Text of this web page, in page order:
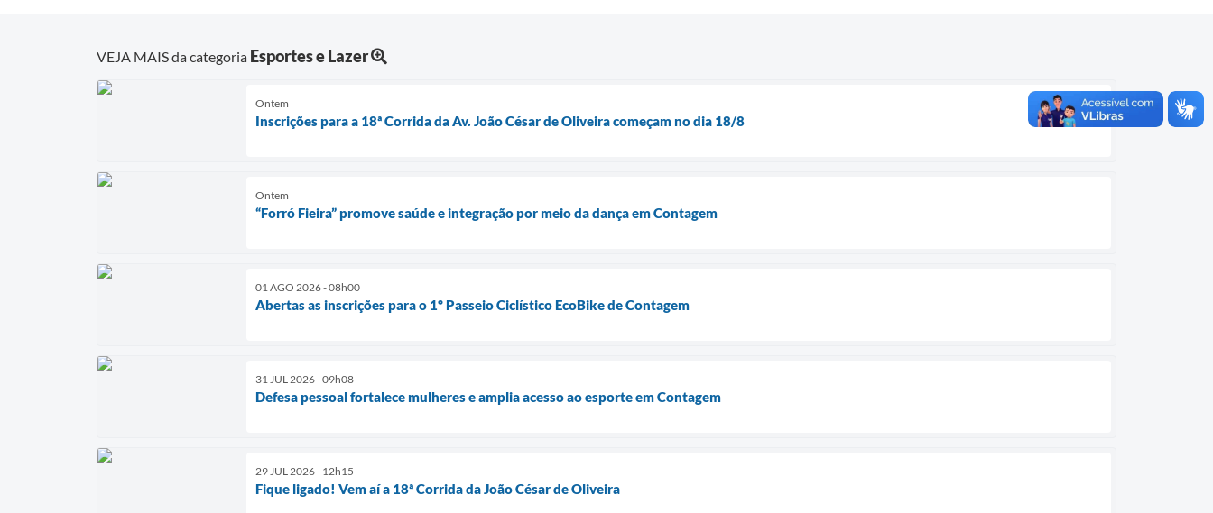
VEJA MAIS da categoria Esportes e Lazer
Ontem
Inscrições para a 18ª Corrida da Av. João César de Oliveira começam no dia 18/8
Ontem
“Forró Fieira” promove saúde e integração por meio da dança em Contagem
01 AGO 2026 - 08h00
Abertas as inscrições para o 1º Passeio Ciclístico EcoBike de Contagem
31 JUL 2026 - 09h08
Defesa pessoal fortalece mulheres e amplia acesso ao esporte em Contagem
29 JUL 2026 - 12h15
Fique ligado! Vem aí a 18ª Corrida da João César de Oliveira